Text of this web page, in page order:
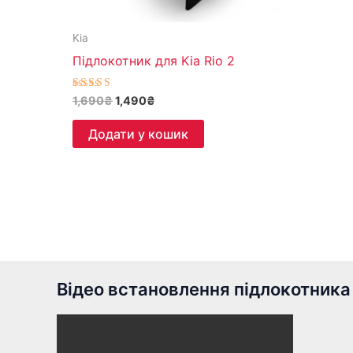
Kia
Підлокотник для Kia Rio 2
Оцінено в
5.00
з 5
1,690₴1,490₴
Додати у кошик
Відео встановлення